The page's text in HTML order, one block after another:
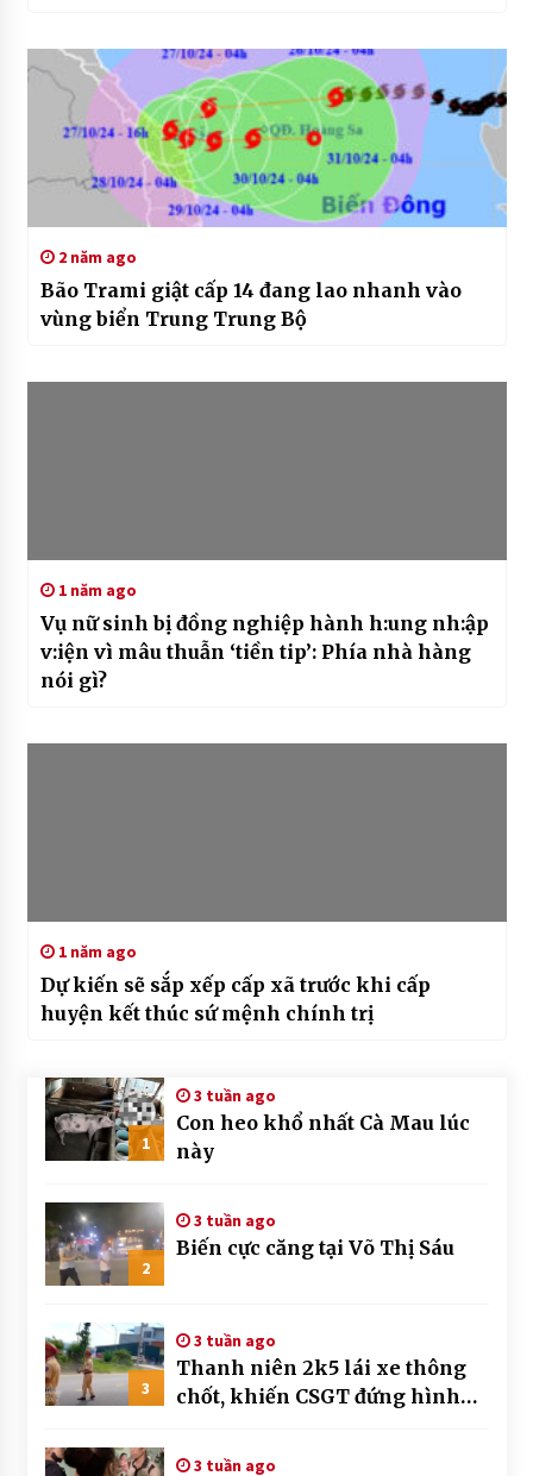
2 năm ago
Bão Trami giật cấp 14 đang lao nhanh vào
vùng biển Trung Trung Bộ
1 năm ago
Vụ nữ sinh bị đồng nghiệp hành h:ung nh:ập
v:iện vì mâu thuẫn ‘tiền tip’: Phía nhà hàng
nói gì?
1 năm ago
Dự kiến sẽ sắp xếp cấp xã trước khi cấp
huyện kết thúc sứ mệnh chính trị
1
3 tuần ago
Con heo khổ nhất Cà Mau lúc
này
2
3 tuần ago
Biến cực căng tại Võ Thị Sáu
3
3 tuần ago
Thanh niên 2k5 lái xe thông
chốt, khiến CSGT đứng hình
3 tuần ago